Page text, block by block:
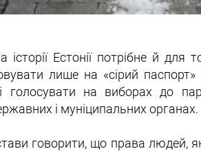
історії Естонії потрібне й
лише на «сірий
голосувати на виборах до
і муніципальних органах.
говорити, що права людей,